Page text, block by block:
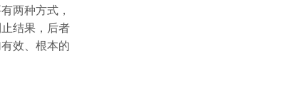
两种方式，
结果，后者
效、根本的